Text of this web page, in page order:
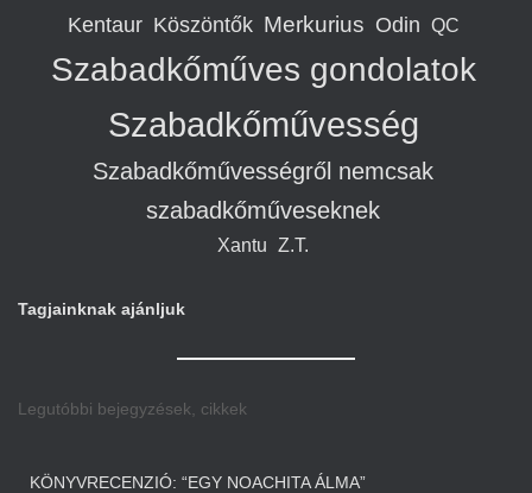
Kentaur Köszöntők Merkurius Odin QC
Szabadkőműves gondolatok
Szabadkőművesség
Szabadkőművességről nemcsak
szabadkőműveseknek
Xantu Z.T.
Tagjainknak ajánljuk
Legutóbbi bejegyzések, cikkek
KÖNYVRECENZIÓ: “EGY NOACHITA ÁLMA”